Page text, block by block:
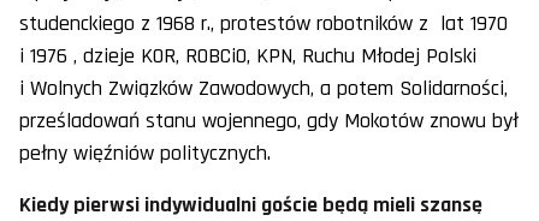
studenckiego z 1968 r., protestów robotników z lat 1970
i 1976 , dzieje KOR, ROBCiO, KPN, Ruchu Młodej Polski
i Wolnych Związków Zawodowych, a potem Solidarności,
prześladowań stanu wojennego, gdy Mokotów znowu był
pełny więźniów politycznych.
Kiedy pierwsi indywidualni goście będą mieli szansę